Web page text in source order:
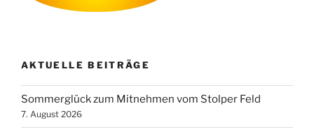
AKTUELLE BEITRÄGE
Sommerglück zum Mitnehmen vom Stolper Feld
7. August 2026